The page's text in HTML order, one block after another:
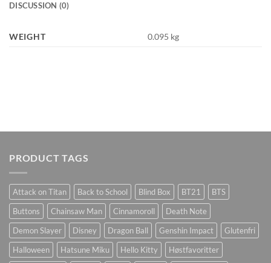
DISCUSSION (0)
WEIGHT 0.095 kg
PRODUCT TAGS
Attack on Titan Back to School Blind Box BT21
BTS
Buttons
Chainsaw Man Cinnamoroll
Death Note
Demon Slayer
Disney Dragon Ball Genshin Impact
Glutenfri
Halloween
Hatsune Miku Hello Kitty
Høstfavoritter